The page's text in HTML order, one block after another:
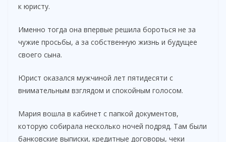
к юристу.
Именно тогда она впервые решила бороться не за
чужие просьбы, а за собственную жизнь и будущее
своего сына.
Юрист оказался мужчиной лет пятидесяти с
внимательным взглядом и спокойным голосом.
Мария вошла в кабинет с папкой документов,
которую собирала несколько ночей подряд. Там были
банковские выписки, кредитные договоры, чеки